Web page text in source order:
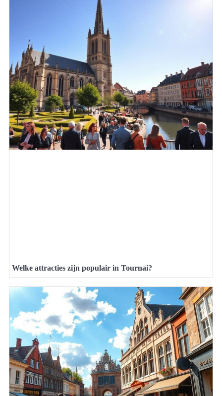
Welke attracties zijn populair in Tournai?